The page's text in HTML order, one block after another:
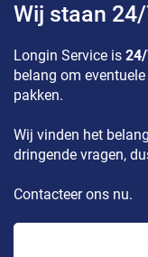
Wij staan
Longin Service is
belang om
pakken.
Wij vinden het
dringende vragen,
Contacteer ons nu.